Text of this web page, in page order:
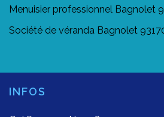
Menuisier professionnel Bagnolet
Société de véranda Bagnolet
INFOS